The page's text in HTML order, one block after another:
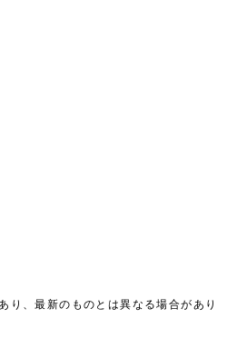
り、最新のものとは異なる場合があり